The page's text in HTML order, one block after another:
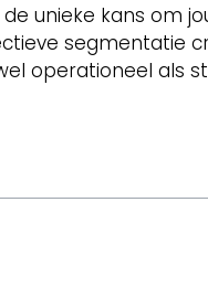
unieke kans om
segmentatie
operationeel als